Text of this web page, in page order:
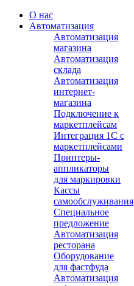
О нас
Автоматизация
Автоматизация
магазина
Автоматизация
склада
Автоматизация
интернет-
магазина
Подключение к
маркетплейсам
Интеграция 1С с
маркетплейсами
Принтеры-
аппликаторы
для маркировки
Кассы
самообслуживания
Специальное
предложение
Автоматизация
ресторана
Оборудование
для фастфуда
Автоматизация